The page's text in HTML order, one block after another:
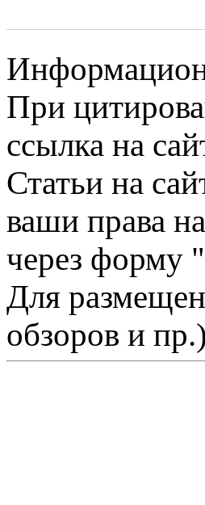
При
ссылка на
Статьи на
ваши права
через форму
Для
обзоров и